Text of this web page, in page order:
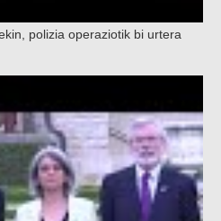
polizia operaziotik bi urtera